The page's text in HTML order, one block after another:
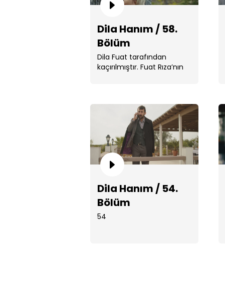
Dila Hanım / 58.
Bölüm
Dila Fuat tarafından
kaçırılmıştır. Fuat Rıza’nın
Dila Hanım / 54.
Bölüm
54